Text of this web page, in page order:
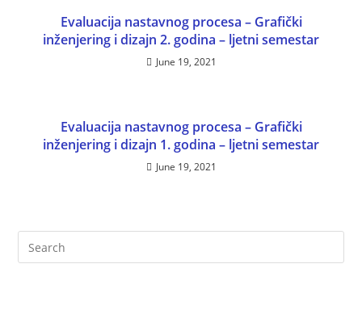
Evaluacija nastavnog procesa – Grafički
inženjering i dizajn 2. godina – ljetni semestar
June 19, 2021
Evaluacija nastavnog procesa – Grafički
inženjering i dizajn 1. godina – ljetni semestar
June 19, 2021